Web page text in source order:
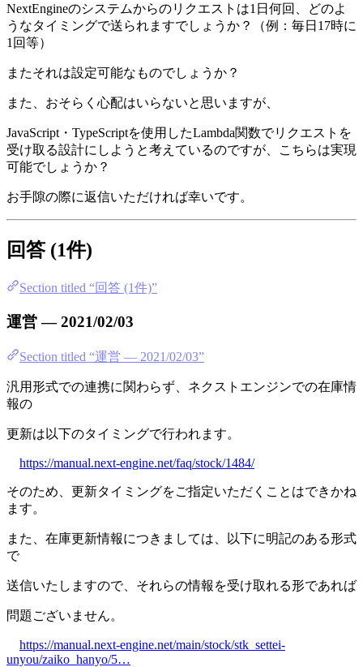
NextEngineのシステムからのリクエストは1日何回、どのよ
うなタイミングで送られますでしょうか？（例：毎日17時に
1回等）
またそれは設定可能なものでしょうか？
また、おそらく心配はいらないと思いますが、
JavaScript・TypeScriptを使用したLambda関数でリクエストを
受け取る設計にしようと考えているのですが、こちらは実現
可能でしょうか？
お手隙の際に返信いただければ幸いです。
回答 (1件)
Section titled “回答 (1件)”
運営 — 2021/02/03
Section titled “運営 — 2021/02/03”
汎用形式での連携に関わらず、ネクストエンジンでの在庫情
報の
更新は以下のタイミングで行われます。
https://manual.next-engine.net/faq/stock/1484/
そのため、更新タイミングをご指定いただくことはできかね
ます。
また、在庫更新情報につきましては、以下に明記のある形式
で
送信いたしますので、それらの情報を受け取れる形であれば
問題ございません。
https://manual.next-engine.net/main/stock/stk_settei-
unyou/zaiko_hanyo/5…